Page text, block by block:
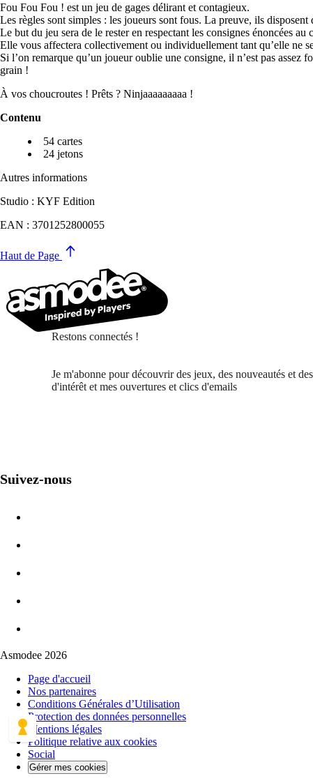
Fou Fou Fou ! est un jeu de gages délirant et contagieux.
Les règles sont simples : les joueurs sont fous. La preuve, ils disposent
Le but du jeu sera de le rester en respectant les consignes énoncées
Elle vous affectera collectivement ou individuellement tant qu’elle ne
Si l’on remarque qu’un joueur oublie une consigne, il n’est pas
grain !
À vos choucroutes ! Prêts ? Ninjaaaaaaaaa !
Contenu
54 cartes
24 jetons
Autres informations
Studio : KYF Edition
EAN : 3701252800055
Haut de Page
Restons connectés !
Je m'abonne pour découvrir des jeux, des nouveautés et
d'intérêt et mes ouvertures et clics d'emails
Suivez-nous
Asmodee 2026
Page d'accueil
Nos partenaires
Conditions Générales d’Utilisation
Protection des données personnelles
Mentions légales
Politique relative aux cookies
Social
Gérer mes cookies